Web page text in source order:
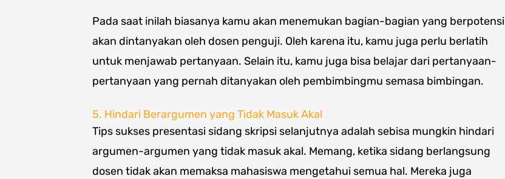
Pada saat inilah biasanya kamu akan menemukan bagian-bagian yang berpotensi
akan dintanyakan oleh dosen penguji. Oleh karena itu, kamu juga perlu berlatih
untuk menjawab pertanyaan. Selain itu, kamu juga bisa belajar dari pertanyaan-
pertanyaan yang pernah ditanyakan oleh pembimbingmu semasa bimbingan.
5. Hindari Berargumen yang Tidak Masuk Akal
Tips sukses presentasi sidang skripsi selanjutnya adalah sebisa mungkin hindari
argumen-argumen yang tidak masuk akal. Memang, ketika sidang berlangsung
dosen tidak akan memaksa mahasiswa mengetahui semua hal. Mereka juga